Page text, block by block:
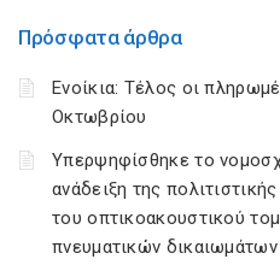
Πρόσφατα άρθρα
Ενοίκια: Τέλος οι
Οκτωβρίου
Υπερψηφίσθηκε το
ανάδειξη της
του οπτικοακουστικού
πνευματικών δικαιωμάτων